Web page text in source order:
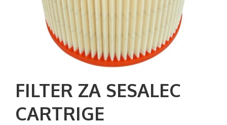
FILTER ZA SESALEC
CARTRIGE